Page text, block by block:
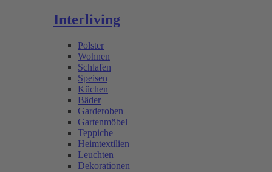
Interliving
Polster
Wohnen
Schlafen
Speisen
Küchen
Bäder
Garderoben
Gartenmöbel
Teppiche
Heimtextilien
Leuchten
Dekorationen